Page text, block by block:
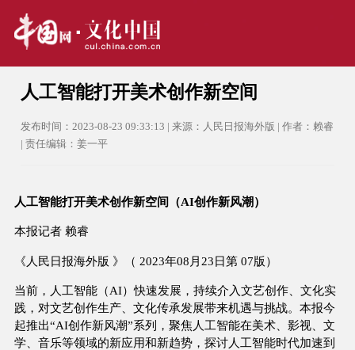
人工智能打开美术创作新空间
发布时间：2023-08-23 09:33:13 | 来源：人民日报海外版 | 作者：赖睿
| 责任编辑：姜一平
人工智能打开美术创作新空间（AI创作新风潮）
本报记者 赖睿
《人民日报海外版 》（ 2023年08月23日第 07版）
当前，人工智能（AI）快速发展，持续介入文艺创作、文化实
践，对文艺创作生产、文化传承发展带来机遇与挑战。本报今
起推出“AI创作新风潮”系列，聚焦人工智能在美术、影视、文
学、音乐等领域的新应用和新趋势，探讨人工智能时代加速到